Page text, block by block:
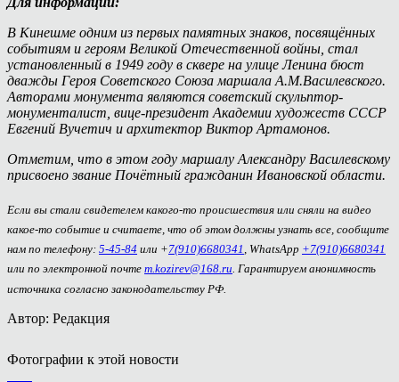
В Кинешме одним из первых памятных знаков, посвящённых
событиям и героям Великой Отечественной войны, стал
установленный в 1949 году в сквере на улице Ленина бюст
дважды Героя Советского Союза маршала А.М.Василевского.
Авторами монумента являются советский скульптор-
монументалист, вице-президент Академии художеств СССР
Евгений Вучетич и архитектор Виктор Артамонов.
Отметим, что в этом году маршалу Александру Василевскому
присвоено звание Почётный гражданин Ивановской области.
Если вы стали свидетелем какого-то происшествия или сняли на видео
какое-то событие и считаете, что об этом должны узнать все, сообщите
нам по телефону: 5-45-84 или +7(910)6680341 , WhatsApp +7(910)6680341
или по электронной почте m.kozirev@168.ru. Гарантируем анонимность
источника согласно законодательству РФ.
Автор: Редакция
Фотографии к этой новости